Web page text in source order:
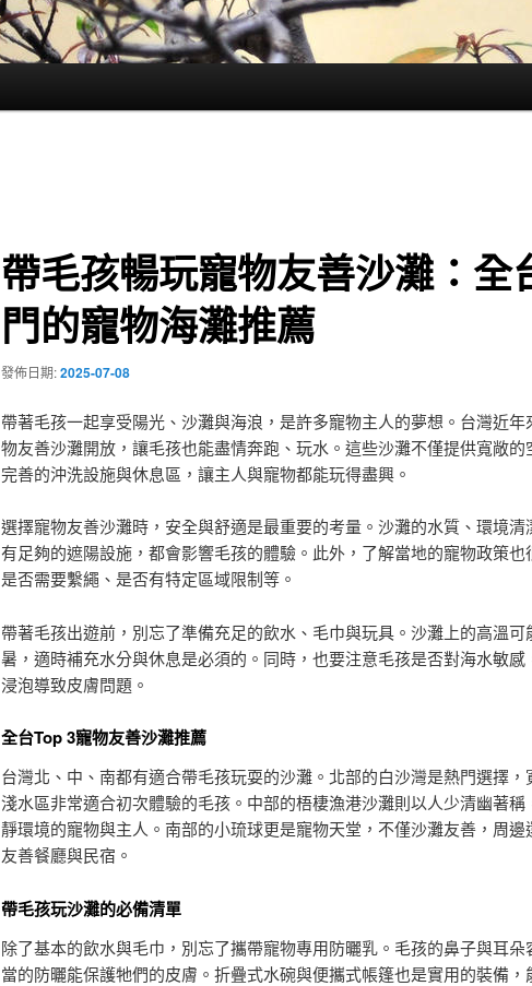
帶毛孩暢玩寵物友善沙灘：全
門的寵物海灘推薦
發佈日期:2025-07-08
帶著毛孩一起享受陽光、沙灘與海浪，是許多寵物主人的夢想。台灣近年
物友善沙灘開放，讓毛孩也能盡情奔跑、玩水。這些沙灘不僅提供寬敞的
完善的沖洗設施與休息區，讓主人與寵物都能玩得盡興。
選擇寵物友善沙灘時，安全與舒適是最重要的考量。沙灘的水質、環境清
有足夠的遮陽設施，都會影響毛孩的體驗。此外，了解當地的寵物政策也
是否需要繫繩、是否有特定區域限制等。
帶著毛孩出遊前，別忘了準備充足的飲水、毛巾與玩具。沙灘上的高溫可
暑，適時補充水分與休息是必須的。同時，也要注意毛孩是否對海水敏感
浸泡導致皮膚問題。
全台Top 3寵物友善沙灘推薦
台灣北、中、南都有適合帶毛孩玩耍的沙灘。北部的白沙灣是熱門選擇，
淺水區非常適合初次體驗的毛孩。中部的梧棲漁港沙灘則以人少清幽著稱
靜環境的寵物與主人。南部的小琉球更是寵物天堂，不僅沙灘友善，周邊
友善餐廳與民宿。
帶毛孩玩沙灘的必備清單
除了基本的飲水與毛巾，別忘了攜帶寵物專用防曬乳。毛孩的鼻子與耳朵
當的防曬能保護牠們的皮膚。折疊式水碗與便攜式帳篷也是實用的裝備，